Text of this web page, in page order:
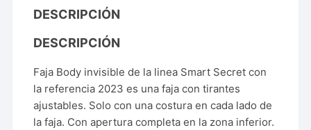
DESCRIPCIÓN
DESCRIPCIÓN
Faja Body invisible de la linea Smart Secret con
la referencia 2023 es una faja con tirantes
ajustables. Solo con una costura en cada lado de
la faja. Con apertura completa en la zona inferior.